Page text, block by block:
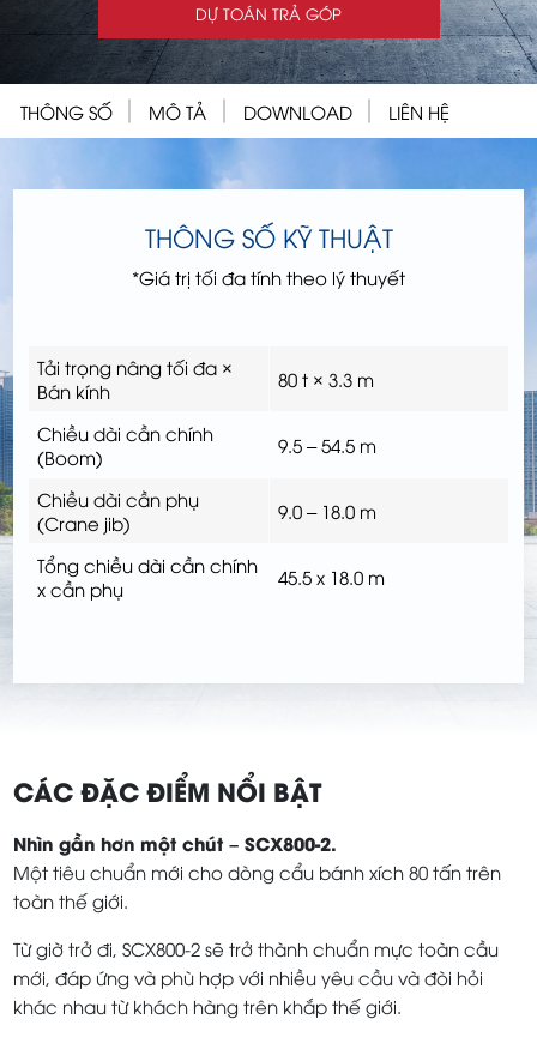
DỰ TOÁN TRẢ GÓP
THÔNG SỐ MÔ TẢ DOWNLOAD LIÊN HỆ
THÔNG SỐ KỸ THUẬT
*Giá trị tối đa tính theo lý thuyết
Tải trọng nâng tối đa ×
Bán kính
80 t × 3.3 m
Chiều dài cần chính
(Boom)
9.5 – 54.5 m
Chiều dài cần phụ
(Crane jib)
9.0 – 18.0 m
Tổng chiều dài cần chính
x cần phụ
45.5 x 18.0 m
CÁC ĐẶC ĐIỂM NỔI BẬT
Nhìn gần hơn một chút – SCX800-2.
Một tiêu chuẩn mới cho dòng cẩu bánh xích 80 tấn trên
toàn thế giới.
Từ giờ trở đi, SCX800-2 sẽ trở thành chuẩn mực toàn cầu
mới, đáp ứng và phù hợp với nhiều yêu cầu và đòi hỏi
khác nhau từ khách hàng trên khắp thế giới.